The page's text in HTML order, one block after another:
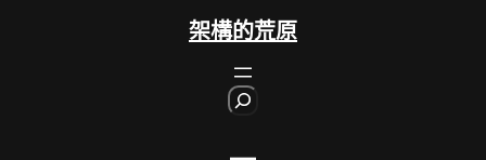
架構的荒原